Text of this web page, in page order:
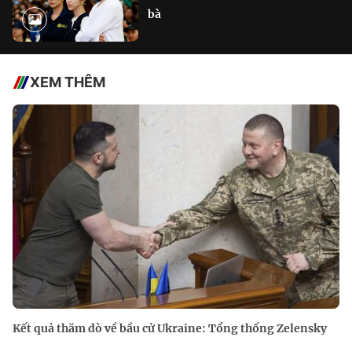
bà
XEM THÊM
Kết quả thăm dò về bầu cử Ukraine: Tổng thống Zelensky